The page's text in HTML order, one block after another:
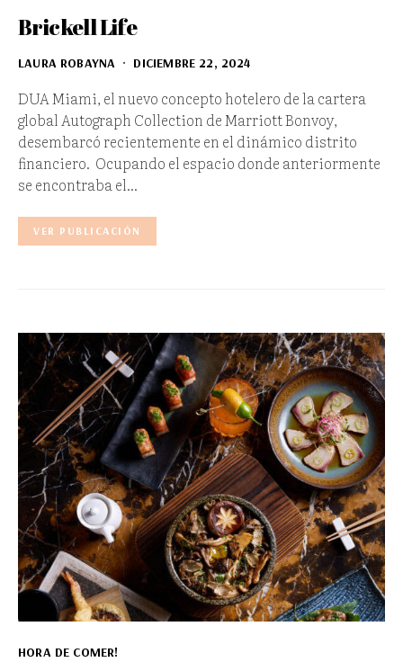
Brickell Life
LAURA ROBAYNA DICIEMBRE 22, 2024
DUA Miami, el nuevo concepto hotelero de la cartera
global Autograph Collection de Marriott Bonvoy,
desembarcó recientemente en el dinámico distrito
financiero. Ocupando el espacio donde anteriormente
se encontraba el…
VER PUBLICACIÓN
HORA DE COMER!